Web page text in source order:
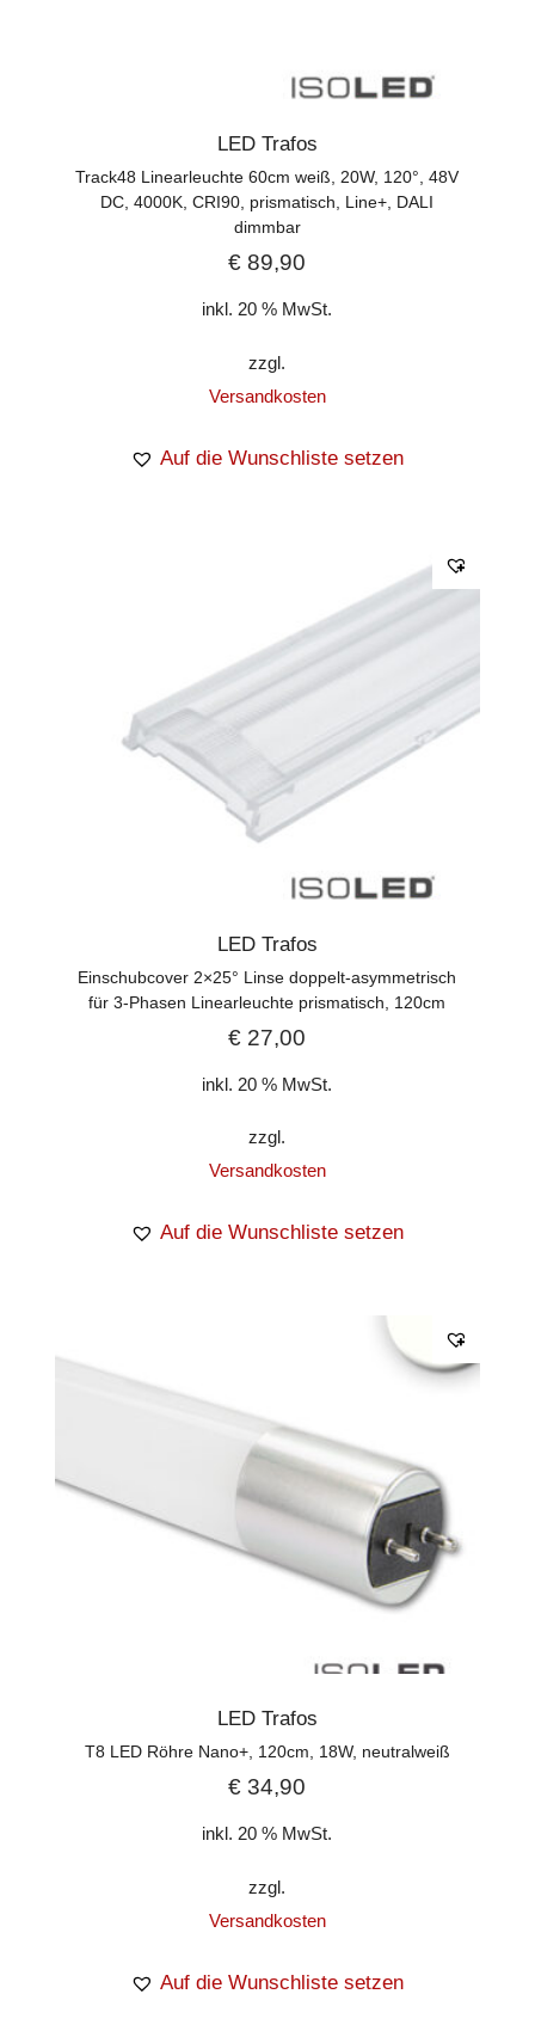
LED Trafos
Track48 Linearleuchte 60cm weiß, 20W, 120°, 48V
DC, 4000K, CRI90, prismatisch, Line+, DALI
dimmbar
€ 89,90
inkl. 20 % MwSt.
zzgl.
Versandkosten
Auf die Wunschliste setzen
LED Trafos
Einschubcover 2×25° Linse doppelt-asymmetrisch
für 3-Phasen Linearleuchte prismatisch, 120cm
€ 27,00
inkl. 20 % MwSt.
zzgl.
Versandkosten
Auf die Wunschliste setzen
LED Trafos
T8 LED Röhre Nano+, 120cm, 18W, neutralweiß
€ 34,90
inkl. 20 % MwSt.
zzgl.
Versandkosten
Auf die Wunschliste setzen